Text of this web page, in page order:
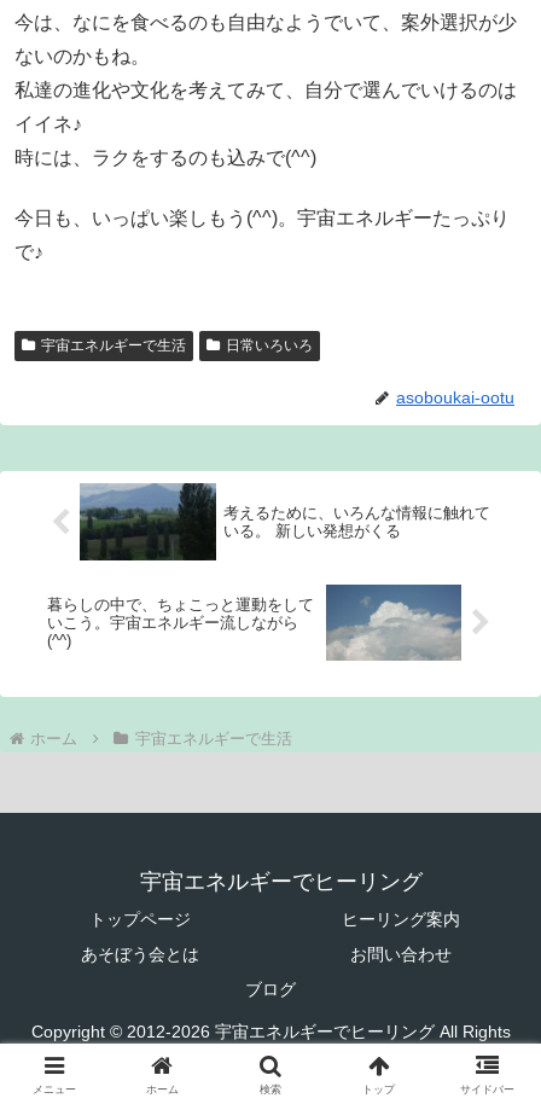
今は、なにを食べるのも自由なようでいて、案外選択が少
ないのかもね。
私達の進化や文化を考えてみて、自分で選んでいけるのは
イイネ♪
時には、ラクをするのも込みで(^^)
今日も、いっぱい楽しもう(^^)。宇宙エネルギーたっぷり
で♪
宇宙エネルギーで生活 日常いろいろ
asoboukai-ootu
考えるために、いろんな情報に触れて
いる。 新しい発想がくる
暮らしの中で、ちょこっと運動をして
いこう。宇宙エネルギー流しながら
(^^)
ホーム 宇宙エネルギーで生活
宇宙エネルギーでヒーリング
トップページ
ヒーリング案内
あそぼう会とは
お問い合わせ
ブログ
Copyright © 2012-2026 宇宙エネルギーでヒーリング All Rights
Reserved.
メニュー ホーム 検索 トップ サイドバー